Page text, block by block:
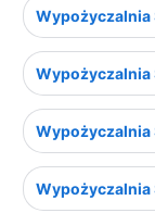
Wypożyczalnia
Wypożyczalnia
Wypożyczalnia
Wypożyczalnia